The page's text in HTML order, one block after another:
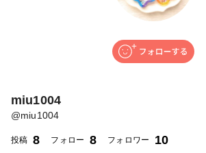
miu1004
@miu1004
投稿 8 フォロー 8 フォロワー 10